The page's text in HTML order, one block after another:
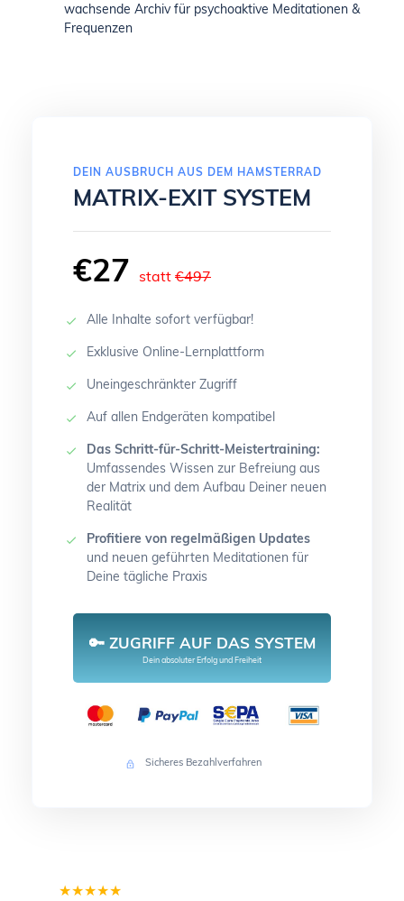
wachsende Archiv für psychoaktive Meditationen &
Frequenzen
DEIN AUSBRUCH AUS DEM HAMSTERRAD
MATRIX-EXIT SYSTEM
€27 statt €497
Alle Inhalte sofort verfügbar!
Exklusive Online-Lernplattform
Uneingeschränkter Zugriff
Auf allen Endgeräten kompatibel
Das Schritt-für-Schritt-Meistertraining:
Umfassendes Wissen zur Befreiung aus
der Matrix und dem Aufbau Deiner neuen
Realität
Profitiere von regelmäßigen Updates
und neuen geführten Meditationen für
Deine tägliche Praxis
🔑 ZUGRIFF AUF DAS SYSTEM
Dein absoluter Erfolg und Freiheit
Sicheres Bezahlverfahren
★★★★★